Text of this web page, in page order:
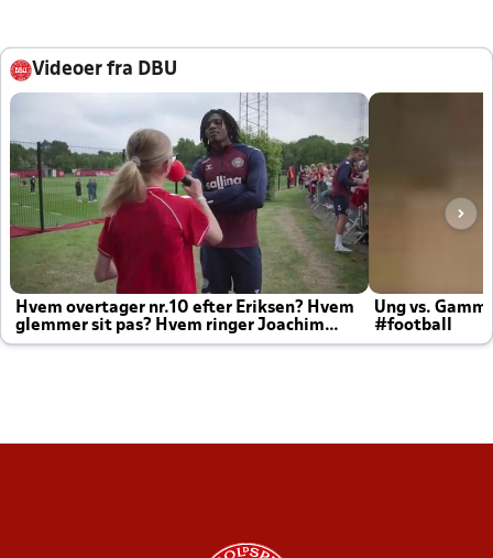
Videoer fra DBU
Hvem overtager nr.10 efter Eriksen? Hvem
glemmer sit pas? Hvem ringer Joachim
altid til efter kampe?
Ung vs.
#football